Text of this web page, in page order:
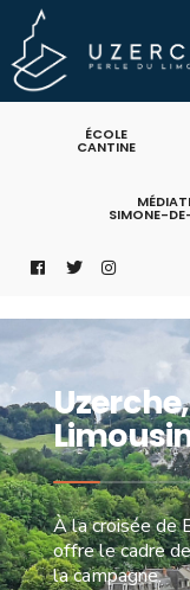
ÉCOLE
CANTINE
SIMONE-
À la croisée de
offre le cadre
la campagne.